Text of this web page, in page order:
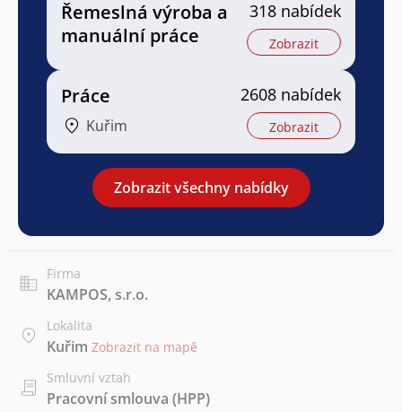
Řemeslná výroba a
manuální práce
318 nabídek
Zobrazit
Práce
Kuřim
2608 nabídek
Zobrazit
Zobrazit všechny nabídky
Firma
KAMPOS, s.r.o.
Lokalita
Kuřim Zobrazit na mapě
Smluvní vztah
Pracovní smlouva (HPP)